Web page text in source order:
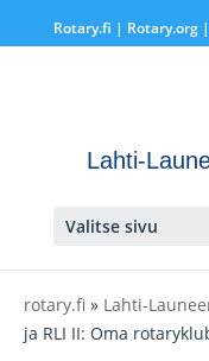
Rotary.fi | Rotary.org|
Lahti-
Valitse sivu
rotary.fi » Lahti-
ja RLI II: Oma